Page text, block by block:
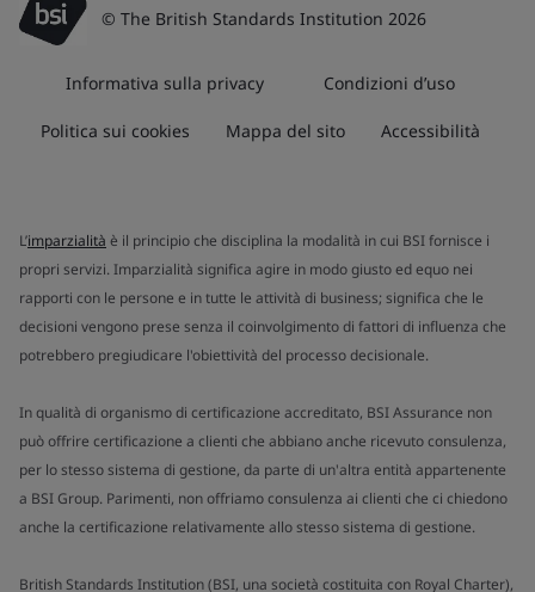
© The British Standards Institution 2026
Informativa sulla privacy Condizioni d’uso
Politica sui cookies Mappa del sito Accessibilità
L’imparzialità è il principio che disciplina la modalità in cui BSI fornisce i
propri servizi. Imparzialità significa agire in modo giusto ed equo nei
rapporti con le persone e in tutte le attività di business; significa che le
decisioni vengono prese senza il coinvolgimento di fattori di influenza che
potrebbero pregiudicare l'obiettività del processo decisionale.
In qualità di organismo di certificazione accreditato, BSI Assurance non
può offrire certificazione a clienti che abbiano anche ricevuto consulenza,
per lo stesso sistema di gestione, da parte di un'altra entità appartenente
a BSI Group. Parimenti, non offriamo consulenza ai clienti che ci chiedono
anche la certificazione relativamente allo stesso sistema di gestione.
British Standards Institution (BSI, una società costituita con Royal Charter),